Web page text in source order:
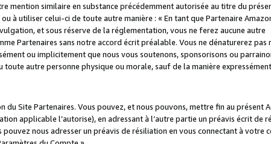
similaire en substance précédemment autorisée au titre du
à utiliser celui-ci de toute autre manière : « En tant que Partenaire
et sous réserve de la réglementation, vous ne ferez aucune autre
Partenaires sans notre accord écrit préalable. Vous ne dénaturerez pas
ou implicitement que nous vous soutenons, sponsorisons ou
autre personne physique ou morale, sauf de la manière
Site Partenaires. Vous pouvez, et nous pouvons, mettre fin au présent
applicable l’autorise), en adressant à l’autre partie un préavis écrit de
nous adresser un préavis de résiliation en vous connectant à votre